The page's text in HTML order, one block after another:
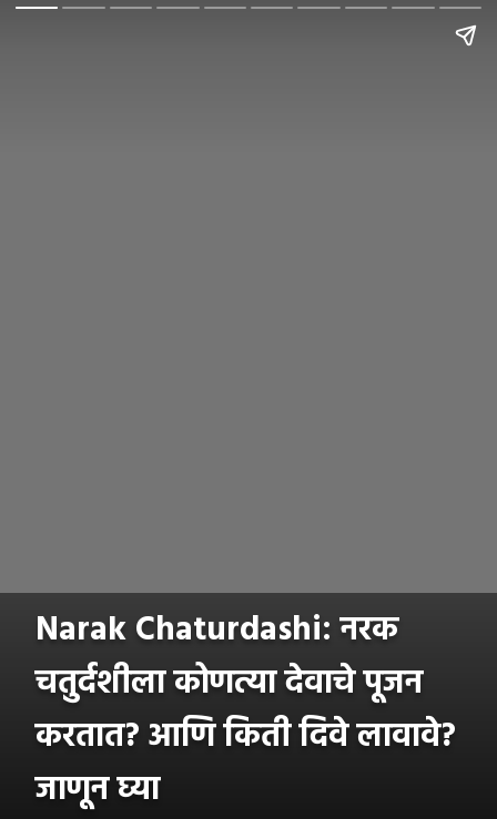
Narak Chaturdashi: नरक
चतुर्दशीला कोणत्या देवाचे पूजन
करतात? आणि किती दिवे लावावे?
जाणून घ्या